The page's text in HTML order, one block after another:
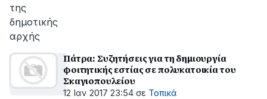
της
δημοτικής
αρχής
Πάτρα: Συζητήσεις για τη δημιουργία
φοιτητικής εστίας σε πολυκατοικία του
Σκαγιοπουλείου
12 Ιαν 2017 23:54 σε Τοπικά